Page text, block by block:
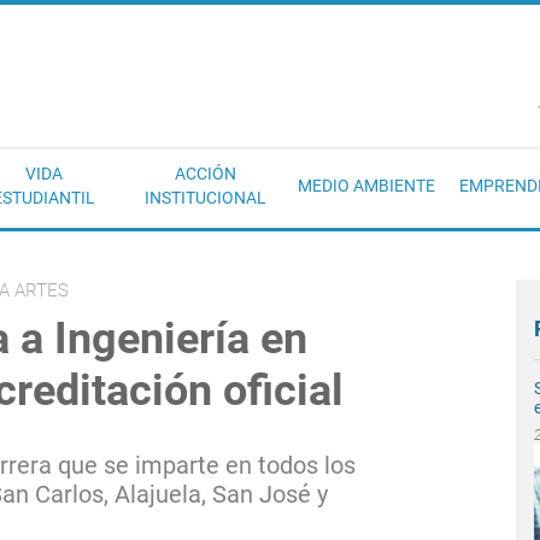
VIDA
ACCIÓN
INSTITUCIONAL
MEDIO AMBIENTE
ARTES
a Ingeniería en
oficial
que se imparte en todos los
Carlos, Alajuela, San José y